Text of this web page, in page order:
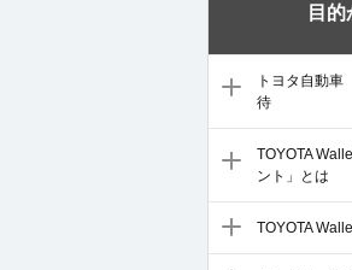
目
トヨタ自動
待
TOYOTA
ント」とは
TOYOTA